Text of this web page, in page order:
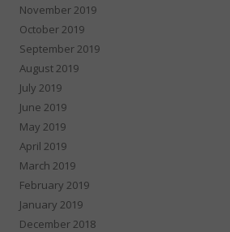
November 2019
October 2019
September 2019
August 2019
July 2019
June 2019
May 2019
April 2019
March 2019
February 2019
January 2019
December 2018